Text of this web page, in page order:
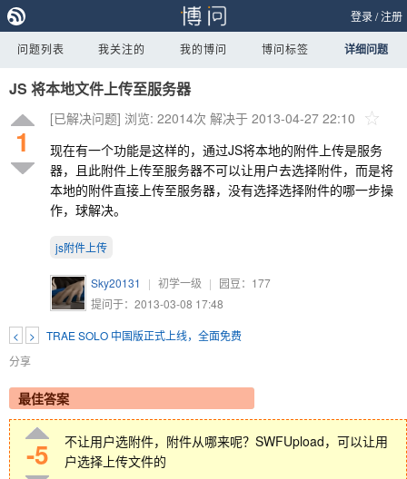
登录/注册
问题列表 我关注的 我的博问 博问标签 详细问题
JS 将本地文件上传至服务器
1
[已解决问题] 浏览: 22014次 解决于 2013-04-27 22:10
现在有一个功能是这样的，通过JS将本地的附件上传是服务
器，且此附件上传至服务器不可以让用户去选择附件，而是将
本地的附件直接上传至服务器，没有选择选择附件的哪一步操
作，球解决。
js附件上传
Sky20131 | 初学一级 | 园豆： 177
提问于：2013-03-08 17:48
< >
TRAE SOLO 中国版正式上线，全面免费
分享
最佳答案
-5
不让用户选附件，附件从哪来呢？SWFUpload，可以让用
户选择上传文件的